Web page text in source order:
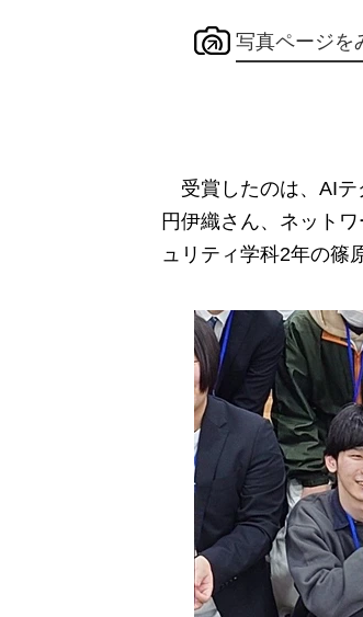
写真ページを
受賞したのは、AIテ
円伊織さん、ネット
ュリティ学科2年の篠